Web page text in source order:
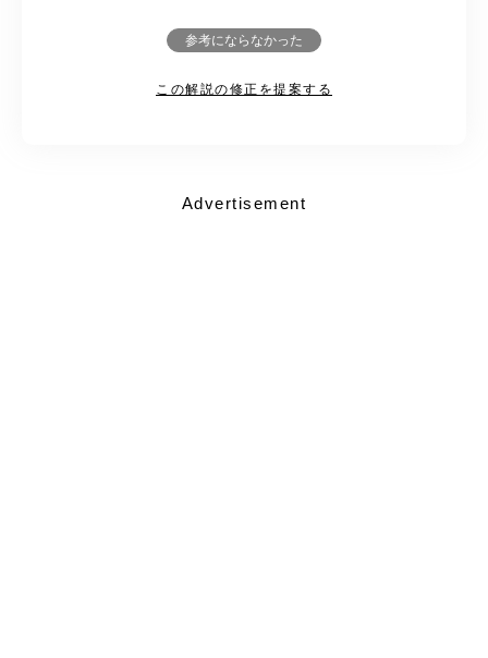
参考にならなかった
この解説の修正を提案する
Advertisement